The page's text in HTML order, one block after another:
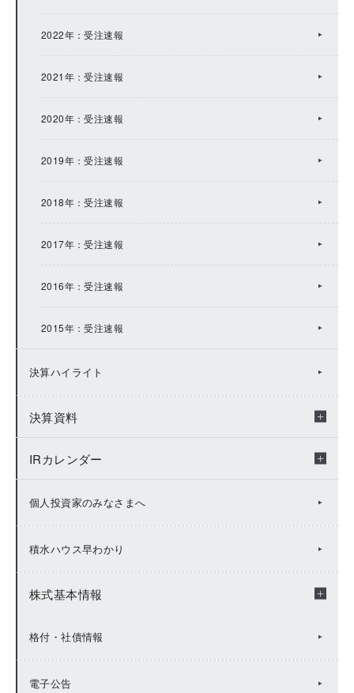
2022年：受注速報
2021年：受注速報
2020年：受注速報
2019年：受注速報
2018年：受注速報
2017年：受注速報
2016年：受注速報
2015年：受注速報
決算ハイライト
決算資料
年度別決算資料
決算短信
IRカレンダー
IRカレンダー（2026年度）
個人投資家のみなさまへ
積水ハウス早わかり
株式基本情報
株式基本情報
株主総会
格付・社債情報
電子公告